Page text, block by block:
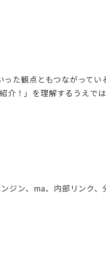
た観点ともつながってい
介！」を理解するうえで
ジン、ma、内部リンク、